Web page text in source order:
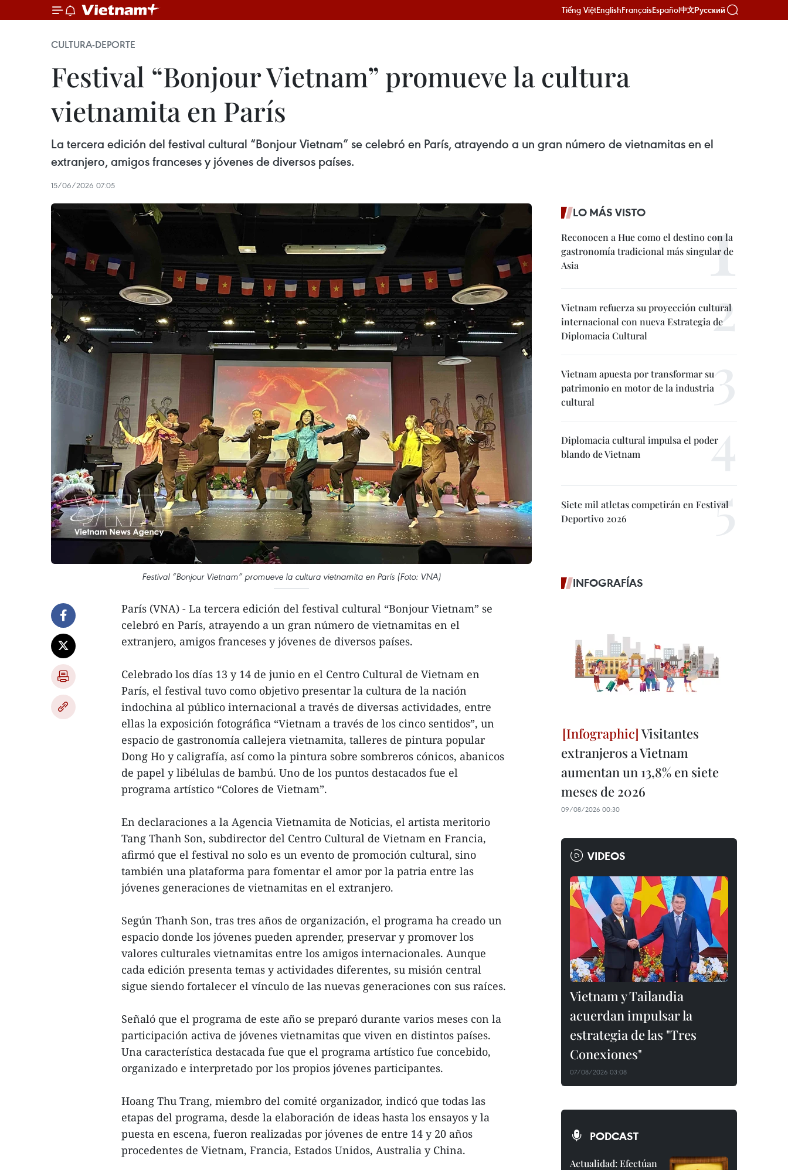
Tiếng ViệtEnglishFrançaisEspañol中文Русский
CULTURA-DEPORTE
Festival “Bonjour Vietnam” promueve la cultura
vietnamita en París
La tercera edición del festival cultural “Bonjour Vietnam” se celebró en París, atrayendo a un gran número de vietnamitas en el
extranjero, amigos franceses y jóvenes de diversos países.
15/06/2026 07:05
Festival “Bonjour Vietnam” promueve la cultura vietnamita en París (Foto: VNA)
París (VNA) - La tercera edición del festival cultural “Bonjour Vietnam” se
celebró en París, atrayendo a un gran número de vietnamitas en el
extranjero, amigos franceses y jóvenes de diversos países.
Celebrado los días 13 y 14 de junio en el Centro Cultural de Vietnam en
París, el festival tuvo como objetivo presentar la cultura de la nación
indochina al público internacional a través de diversas actividades, entre
ellas la exposición fotográfica “Vietnam a través de los cinco sentidos”, un
espacio de gastronomía callejera vietnamita, talleres de pintura popular
Dong Ho y caligrafía, así como la pintura sobre sombreros cónicos, abanicos
de papel y libélulas de bambú. Uno de los puntos destacados fue el
programa artístico “Colores de Vietnam”.
En declaraciones a la Agencia Vietnamita de Noticias, el artista meritorio
Tang Thanh Son, subdirector del Centro Cultural de Vietnam en Francia,
afirmó que el festival no solo es un evento de promoción cultural, sino
también una plataforma para fomentar el amor por la patria entre las
jóvenes generaciones de vietnamitas en el extranjero.
Según Thanh Son, tras tres años de organización, el programa ha creado un
espacio donde los jóvenes pueden aprender, preservar y promover los
valores culturales vietnamitas entre los amigos internacionales. Aunque
cada edición presenta temas y actividades diferentes, su misión central
sigue siendo fortalecer el vínculo de las nuevas generaciones con sus raíces.
Señaló que el programa de este año se preparó durante varios meses con la
participación activa de jóvenes vietnamitas que viven en distintos países.
Una característica destacada fue que el programa artístico fue concebido,
organizado e interpretado por los propios jóvenes participantes.
Hoang Thu Trang, miembro del comité organizador, indicó que todas las
etapas del programa, desde la elaboración de ideas hasta los ensayos y la
puesta en escena, fueron realizadas por jóvenes de entre 14 y 20 años
procedentes de Vietnam, Francia, Estados Unidos, Australia y China.
LO MÁS VISTO
Reconocen a Hue como el destino con la
gastronomía tradicional más singular de
Asia
Vietnam refuerza su proyección cultural
internacional con nueva Estrategia de
Diplomacia Cultural
Vietnam apuesta por transformar su
patrimonio en motor de la industria
cultural
Diplomacia cultural impulsa el poder
blando de Vietnam
Siete mil atletas competirán en Festival
Deportivo 2026
INFOGRAFÍAS
Visitantes
extranjeros a Vietnam
aumentan un 13,8% en siete
meses de 2026
09/08/2026 00:30
VIDEOS
Vietnam y Tailandia
acuerdan impulsar la
estrategia de las "Tres
Conexiones"
07/08/2026 03:08
PODCAST
Actualidad: Efectúan